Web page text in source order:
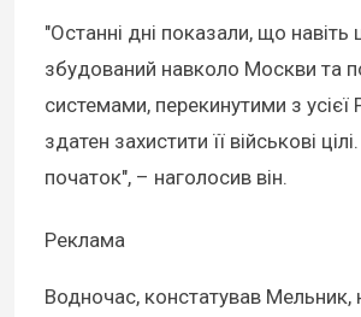
"Останні дні показали, що
збудований навколо Москви та
системами, перекинутими з усієї
здатен захистити її військові
початок", – наголосив він.
Реклама
Водночас, констатував Мельник,